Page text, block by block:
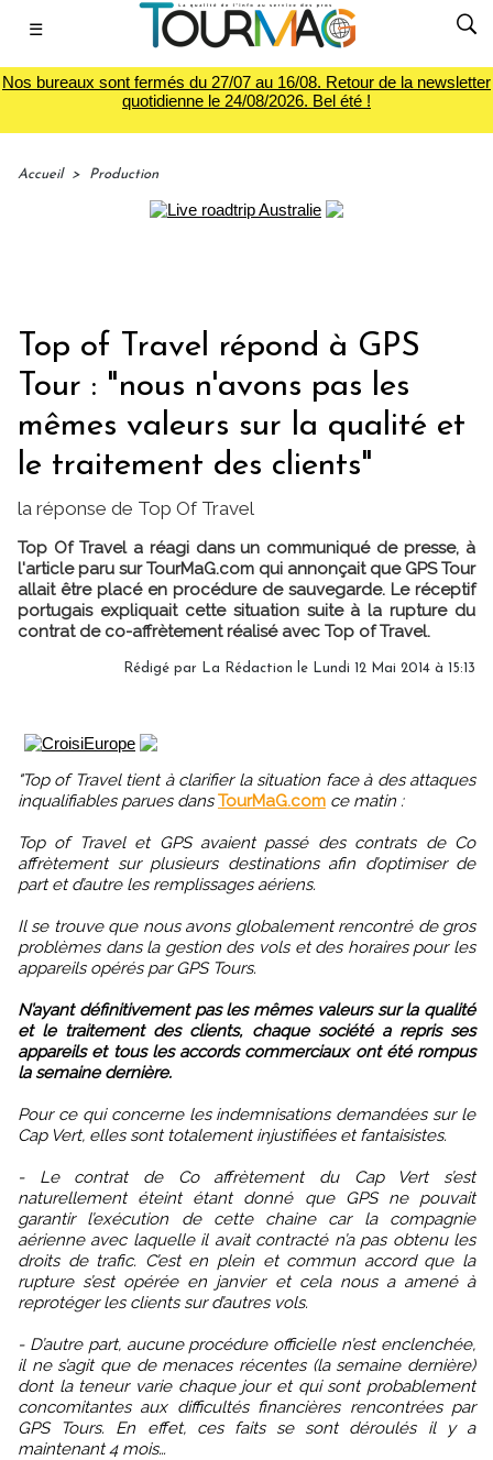
☰
Nos bureaux sont fermés du 27/07 au 16/08. Retour de la newsletter
quotidienne le 24/08/2026. Bel été !
Accueil > Production
Top of Travel répond à GPS
Tour : "nous n'avons pas les
mêmes valeurs sur la qualité et
le traitement des clients"
la réponse de Top Of Travel
Top Of Travel a réagi dans un communiqué de presse, à
l'article paru sur TourMaG.com qui annonçait que GPS Tour
allait être placé en procédure de sauvegarde. Le réceptif
portugais expliquait cette situation suite à la rupture du
contrat de co-affrètement réalisé avec Top of Travel.
Rédigé par La Rédaction le Lundi 12 Mai 2014 à 15:13
"Top of Travel tient à clarifier la situation face à des attaques
inqualifiables parues dans TourMaG.com ce matin :
Top of Travel et GPS avaient passé des contrats de Co
affrètement sur plusieurs destinations afin d’optimiser de
part et d’autre les remplissages aériens.
Il se trouve que nous avons globalement rencontré de gros
problèmes dans la gestion des vols et des horaires pour les
appareils opérés par GPS Tours.
N’ayant définitivement pas les mêmes valeurs sur la qualité
et le traitement des clients, chaque société a repris ses
appareils et tous les accords commerciaux ont été rompus
la semaine dernière.
Pour ce qui concerne les indemnisations demandées sur le
Cap Vert, elles sont totalement injustifiées et fantaisistes.
- Le contrat de Co affrètement du Cap Vert s’est
naturellement éteint étant donné que GPS ne pouvait
garantir l’exécution de cette chaine car la compagnie
aérienne avec laquelle il avait contracté n’a pas obtenu les
droits de trafic. C’est en plein et commun accord que la
rupture s’est opérée en janvier et cela nous a amené à
reprotéger les clients sur d’autres vols.
- D’autre part, aucune procédure officielle n’est enclenchée,
il ne s’agit que de menaces récentes (la semaine dernière)
dont la teneur varie chaque jour et qui sont probablement
concomitantes aux difficultés financières rencontrées par
GPS Tours. En effet, ces faits se sont déroulés il y a
maintenant 4 mois…